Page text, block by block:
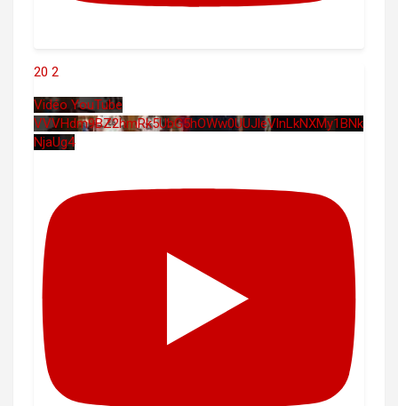
20 2
Vidéo YouTube
VVVHdm9BZ2hmRk5UbG5hOWw0UUJleVlnLkNXMy1BNk
NjaUg4